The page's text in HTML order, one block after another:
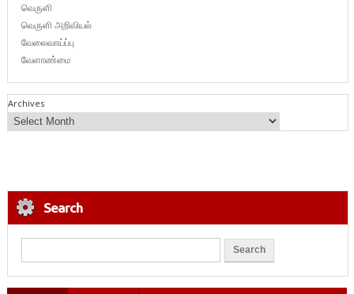
வெருளி
வெருளி அறிவியல்
வேலைவாய்ப்பு
வேளாண்மை
Archives
Search